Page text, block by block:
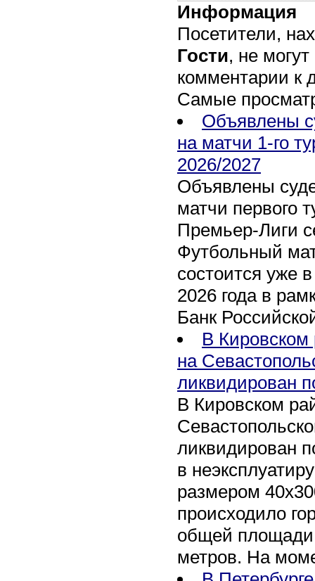
Информация
Посетители,
Гости, не
комментарии к
Самые
Объявлены
на матчи 1-го
2026/2027
Объявлены
матчи первого
Премьер-Лиги
Футбольный
состоится уже
2026 года в
Банк
В Кировском
на
ликвидирован
В Кировском
ликвидирован
в
размером
происходило
общей площади
метров. На